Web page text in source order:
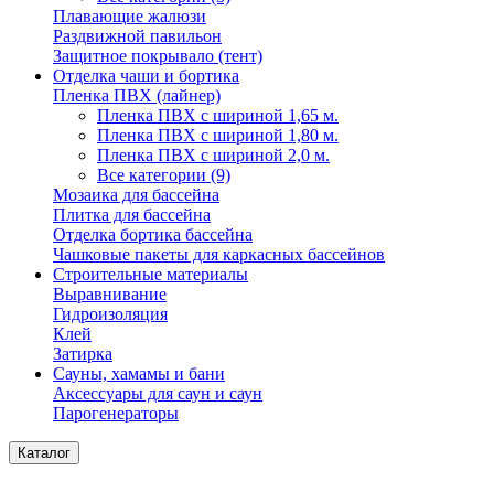
Плавающие жалюзи
Раздвижной павильон
Защитное покрывало (тент)
Отделка чаши и бортика
Пленка ПВХ (лайнер)
Пленка ПВХ с шириной 1,65 м.
Пленка ПВХ с шириной 1,80 м.
Пленка ПВХ с шириной 2,0 м.
Все категории (9)
Мозаика для бассейна
Плитка для бассейна
Отделка бортика бассейна
Чашковые пакеты для каркасных бассейнов
Строительные материалы
Выравнивание
Гидроизоляция
Клей
Затирка
Сауны, хамамы и бани
Аксессуары для саун и саун
Парогенераторы
Каталог